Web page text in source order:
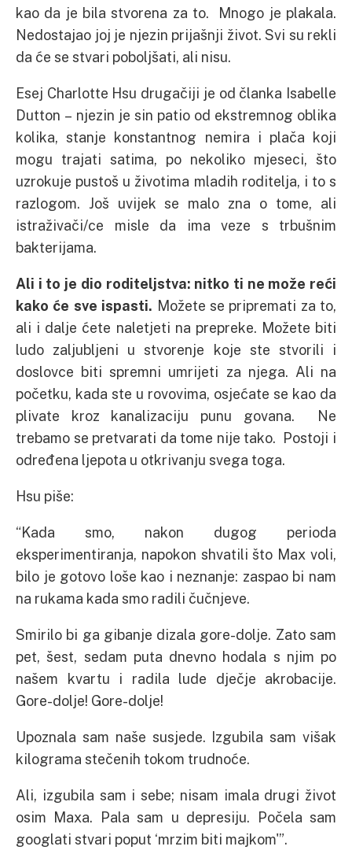
kao da je bila stvorena za to. Mnogo je plakala.
Nedostajao joj je njezin prijašnji život. Svi su rekli
da će se stvari poboljšati, ali nisu.
Esej Charlotte Hsu drugačiji je od članka Isabelle
Dutton – njezin je sin patio od ekstremnog oblika
kolika, stanje konstantnog nemira i plača koji
mogu trajati satima, po nekoliko mjeseci, što
uzrokuje pustoš u životima mladih roditelja, i to s
razlogom. Još uvijek se malo zna o tome, ali
istraživači/ce misle da ima veze s trbušnim
bakterijama.
Ali i to je dio roditeljstva: nitko ti ne može reći
kako će sve ispasti. Možete se pripremati za to,
ali i dalje ćete naletjeti na prepreke. Možete biti
ludo zaljubljeni u stvorenje koje ste stvorili i
doslovce biti spremni umrijeti za njega. Ali na
početku, kada ste u rovovima, osjećate se kao da
plivate kroz kanalizaciju punu govana. Ne
trebamo se pretvarati da tome nije tako. Postoji i
određena ljepota u otkrivanju svega toga.
Hsu piše:
“Kada smo, nakon dugog perioda
eksperimentiranja, napokon shvatili što Max voli,
bilo je gotovo loše kao i neznanje: zaspao bi nam
na rukama kada smo radili čučnjeve.
Smirilo bi ga gibanje dizala gore-dolje. Zato sam
pet, šest, sedam puta dnevno hodala s njim po
našem kvartu i radila lude dječje akrobacije.
Gore-dolje! Gore-dolje!
Upoznala sam naše susjede. Izgubila sam višak
kilograma stečenih tokom trudnoće.
Ali, izgubila sam i sebe; nisam imala drugi život
osim Maxa. Pala sam u depresiju. Počela sam
googlati stvari poput ‘mrzim biti majkom'”.